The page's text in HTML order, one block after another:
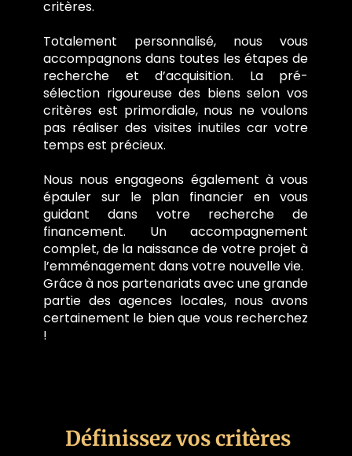
Définissez vos critères
critères.
Totalement personnalisé, nous vous
accompagnons dans toutes les étapes de
recherche et d’acquisition. La pré-
sélection rigoureuse des biens selon vos
critères est primordiale, nous ne voulons
pas réaliser des visites inutiles car votre
temps est précieux.
Nous nous engageons également à vous
épauler sur le plan financier en vous
guidant dans votre recherche de
financement. Un accompagnement
complet, de la naissance de votre projet à
l’emménagement dans votre nouvelle vie.
Grâce à nos partenariats avec une grande
partie des agences locales, nous avons
certainement le bien que vous recherchez
!